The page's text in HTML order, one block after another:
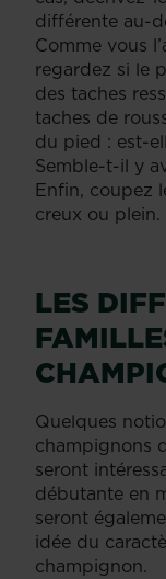
différente au-
Comme vous
regardez si le
des taches
taches de
du pied : est-
Semble-t-il y
Enfin, coupez
creux ou plein.
LES
Quelques
champignons
seront
débutante en
seront
idée du
champignon.